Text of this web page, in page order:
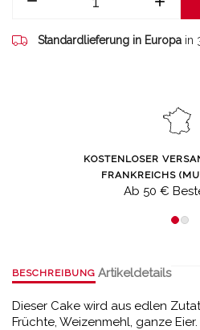
Standardlieferung in Europa in
KOSTENLOSER
FRANKREICHS
Ab 50 €
BESCHREIBUNG Artikeldetails
Dieser Cake wird aus edlen
Früchte, Weizenmehl, ganze